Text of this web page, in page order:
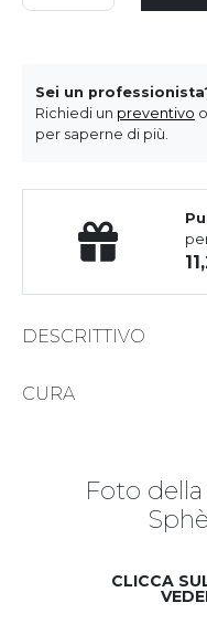
Sei un
Richiedi un preventivo o
per saperne di più.
DESCRITTIVO
CURA
Foto
CLICCA